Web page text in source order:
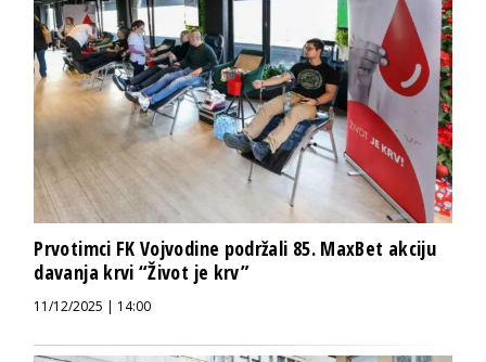
Prvotimci FK Vojvodine podržali 85. MaxBet akciju
davanja krvi “Život je krv”
11/12/2025 | 14:00